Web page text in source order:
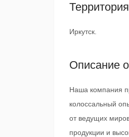
Иркутск.
Описание
Наша компания
колоссальный
от ведущих
продукции и